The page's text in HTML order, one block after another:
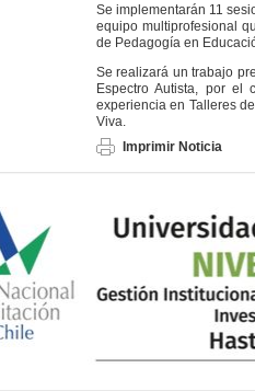
Se implementarán 11
equipo multiprofesional
de Pedagogía en
Se realizará un trabajo
Espectro Autista, por el
experiencia en Talleres
Viva.
Imprimir Noticia